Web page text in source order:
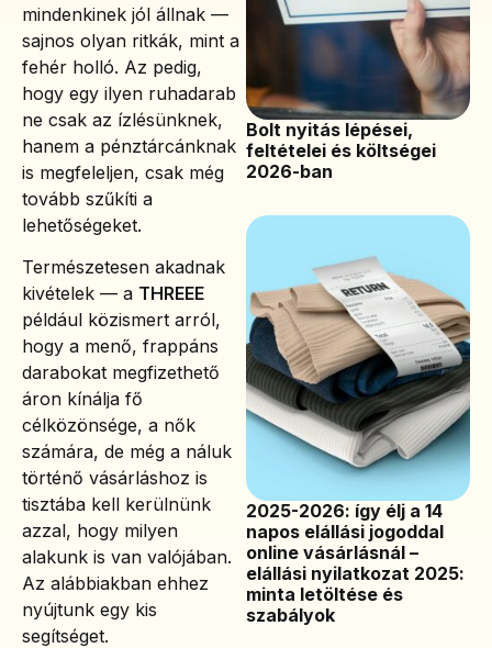
mindenkinek jól állnak —
sajnos olyan ritkák, mint a
fehér holló. Az pedig,
hogy egy ilyen ruhadarab
ne csak az ízlésünknek,
hanem a pénztárcánknak
is megfeleljen, csak még
tovább szűkíti a
lehetőségeket.
Természetesen akadnak
kivételek — a THREEE
például közismert arról,
hogy a menő, frappáns
darabokat megfizethető
áron kínálja fő
célközönsége, a nők
számára, de még a náluk
történő vásárláshoz is
tisztába kell kerülnünk
azzal, hogy milyen
alakunk is van valójában.
Az alábbiakban ehhez
nyújtunk egy kis
segítséget.
Bolt nyitás lépései,
feltételei és költségei
2026-ban
2025-2026: így élj a 14
napos elállási jogoddal
online vásárlásnál –
elállási nyilatkozat 2025:
minta letöltése és
szabályok